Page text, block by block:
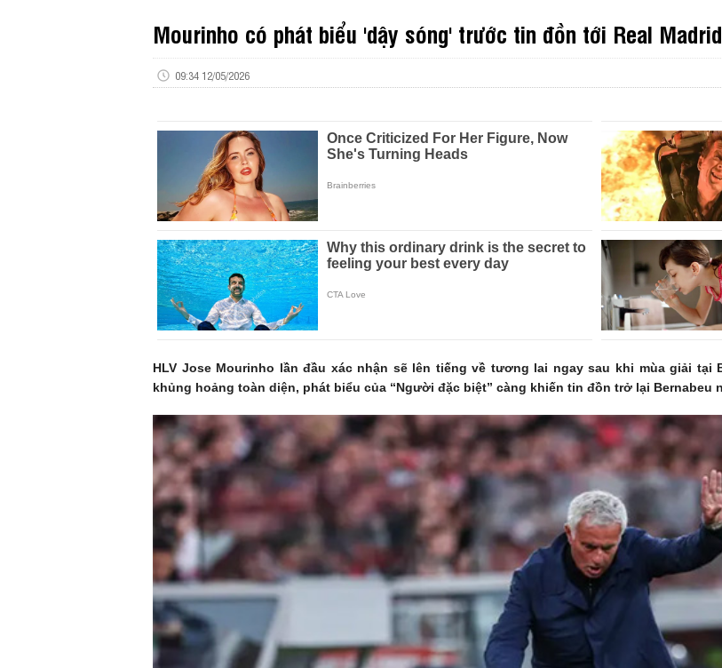
Mourinho có phát biểu 'dậy sóng' trước tin đồn tới Real Madrid
09:34 12/05/2026
HLV Jose Mourinho lần đầu xác nhận sẽ lên tiếng về tương lai ngay sau khi mùa giải tại
khủng hoảng toàn diện, phát biểu của “Người đặc biệt” càng khiến tin đồn trở lại Bernabeu